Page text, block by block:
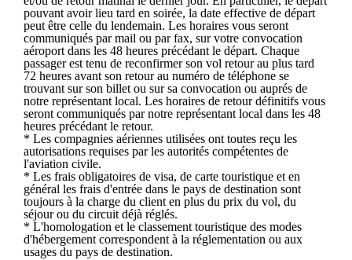
pouvant avoir lieu tard en soirée, la date effective de départ
peut être celle du lendemain. Les horaires vous seront
communiqués par mail ou par fax, sur votre convocation
aéroport dans les 48 heures précédant le départ. Chaque
passager est tenu de reconfirmer son vol retour au plus tard
72 heures avant son retour au numéro de téléphone se
trouvant sur son billet ou sur sa convocation ou auprés de
notre représentant local. Les horaires de retour définitifs vous
seront communiqués par notre représentant local dans les 48
heures précédant le retour.
* Les compagnies aériennes utilisées ont toutes reçu les
autorisations requises par les autorités compétentes de
l'aviation civile.
* Les frais obligatoires de visa, de carte touristique et en
général les frais d'entrée dans le pays de destination sont
toujours à la charge du client en plus du prix du vol, du
séjour ou du circuit déjà réglés.
* L'homologation et le classement touristique des modes
d'hébergement correspondent à la réglementation ou aux
usages du pays de destination.